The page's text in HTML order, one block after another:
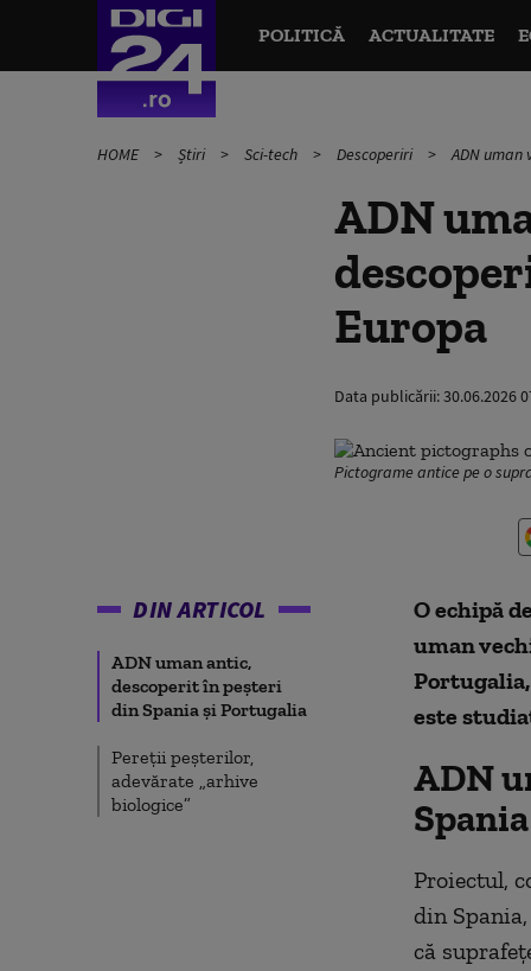
POLITICĂ ACTUALITATE
HOME Știri Sci-tech Descoperiri ADN uman
ADN
Europa
Data publicării:30.06.2026
Pictograme antice pe o
DIN ARTICOL
ADN uman antic,
descoperit în peșteri
din Spania și Portugalia
Pereții peșterilor,
adevărate „arhive
biologice”
O echipă
uman
este
ADN
Proiectul,
din
că